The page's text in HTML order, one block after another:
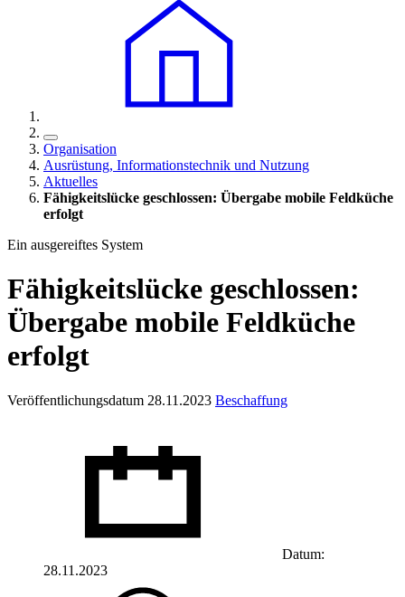
Organisation
Ausrüstung, Informationstechnik und Nutzung
Aktuelles
Fähigkeitslücke geschlossen: Übergabe mobile Feldküche
erfolgt
Ein ausgereiftes System
Fähigkeitslücke geschlossen:
Übergabe mobile Feldküche
erfolgt
Veröffentlichungsdatum 28.11.2023 Beschaffung
Datum:
28.11.2023